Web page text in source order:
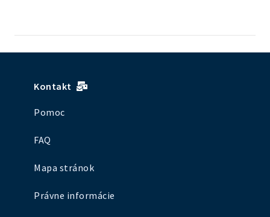
Kontakt
Pomoc
FAQ
Mapa stránok
Právne informácie